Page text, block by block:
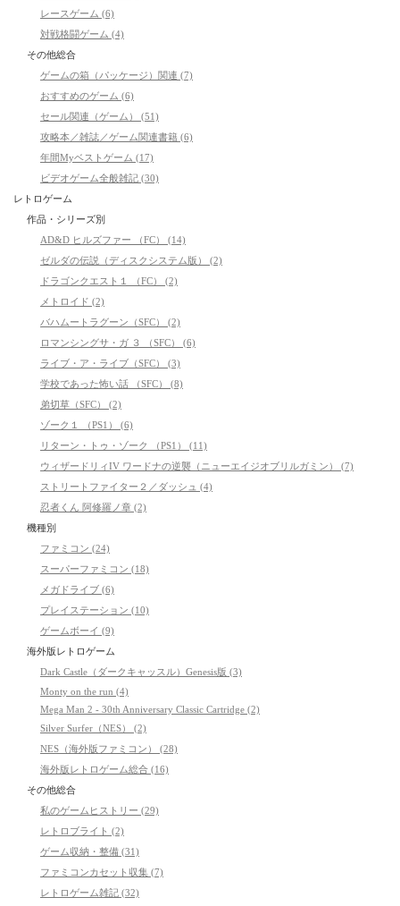
レースゲーム (6)
対戦格闘ゲーム (4)
その他総合
ゲームの箱（パッケージ）関連 (7)
おすすめのゲーム (6)
セール関連（ゲーム） (51)
攻略本／雑誌／ゲーム関連書籍 (6)
年間Myベストゲーム (17)
ビデオゲーム全般雑記 (30)
レトロゲーム
作品・シリーズ別
AD&D ヒルズファー （FC） (14)
ゼルダの伝説（ディスクシステム版） (2)
ドラゴンクエスト１ （FC） (2)
メトロイド (2)
バハムートラグーン（SFC） (2)
ロマンシングサ・ガ ３ （SFC） (6)
ライブ・ア・ライブ（SFC） (3)
学校であった怖い話 （SFC） (8)
弟切草（SFC） (2)
ゾーク１ （PS1） (6)
リターン・トゥ・ゾーク （PS1） (11)
ウィザードリィIV ワードナの逆襲（ニューエイジオブリルガミン） (7)
ストリートファイター２／ダッシュ (4)
忍者くん 阿修羅ノ章 (2)
機種別
ファミコン (24)
スーパーファミコン (18)
メガドライブ (6)
プレイステーション (10)
ゲームボーイ (9)
海外版レトロゲーム
Dark Castle（ダークキャッスル）Genesis版 (3)
Monty on the run (4)
Mega Man 2 - 30th Anniversary Classic Cartridge (2)
Silver Surfer（NES） (2)
NES（海外版ファミコン） (28)
海外版レトロゲーム総合 (16)
その他総合
私のゲームヒストリー (29)
レトロブライト (2)
ゲーム収納・整備 (31)
ファミコンカセット収集 (7)
レトロゲーム雑記 (32)